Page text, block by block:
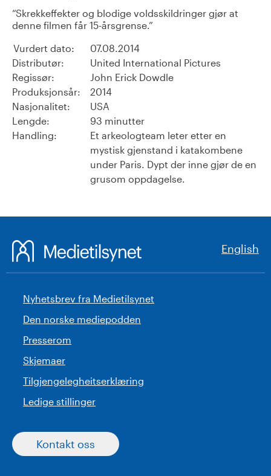
Skrekkeffekter og blodige voldsskildringer gjør at
denne filmen får 15-årsgrense.
Vurdert dato:
07.08.2014
Distributør:
United International Pictures
Regissør:
John Erick Dowdle
Produksjonsår:
2014
Nasjonalitet:
USA
Lengde:
93 minutter
Handling:
Et arkeologteam leter etter en
mystisk gjenstand i katakombene
under Paris. Dypt der inne gjør de en
grusom oppdagelse.
English
Nyhetsbrev fra Medietilsynet
Den norske mediepodden
Presserom
Skjemaer
Tilgjengelegheitserklæring
Ledige stillinger
Kontakt oss